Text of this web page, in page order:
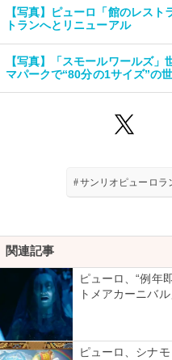
【写真】ピューロ「館のレス
トランへとリニューアル
【写真】「スモールワールズ
マパークで“80分の1サイズ”の
#サンリオピューロラ
関連記事
ピューロ、“例年
トメアカーニバ
ピューロ、シナ